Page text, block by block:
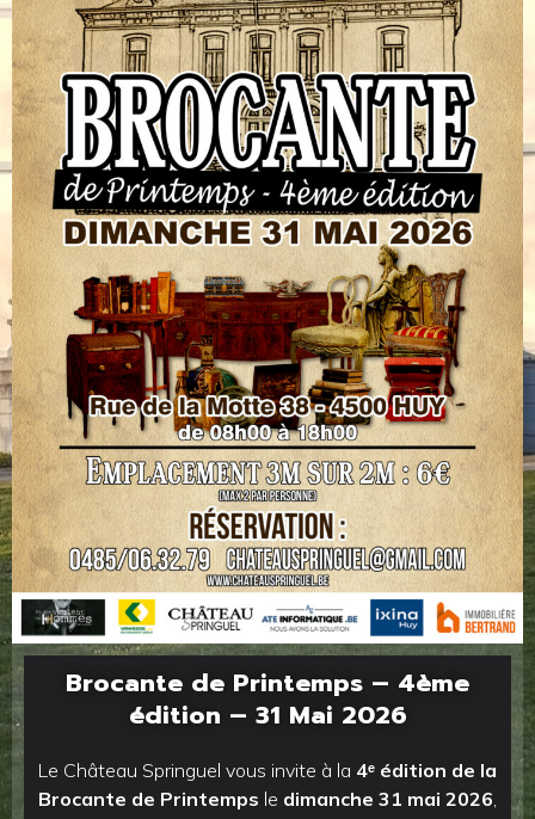
Brocante de Printemps – 4ème
édition – 31 Mai 2026
Le Château Springuel vous invite à la 4ᵉ édition de la
Brocante de Printemps le dimanche 31 mai 2026